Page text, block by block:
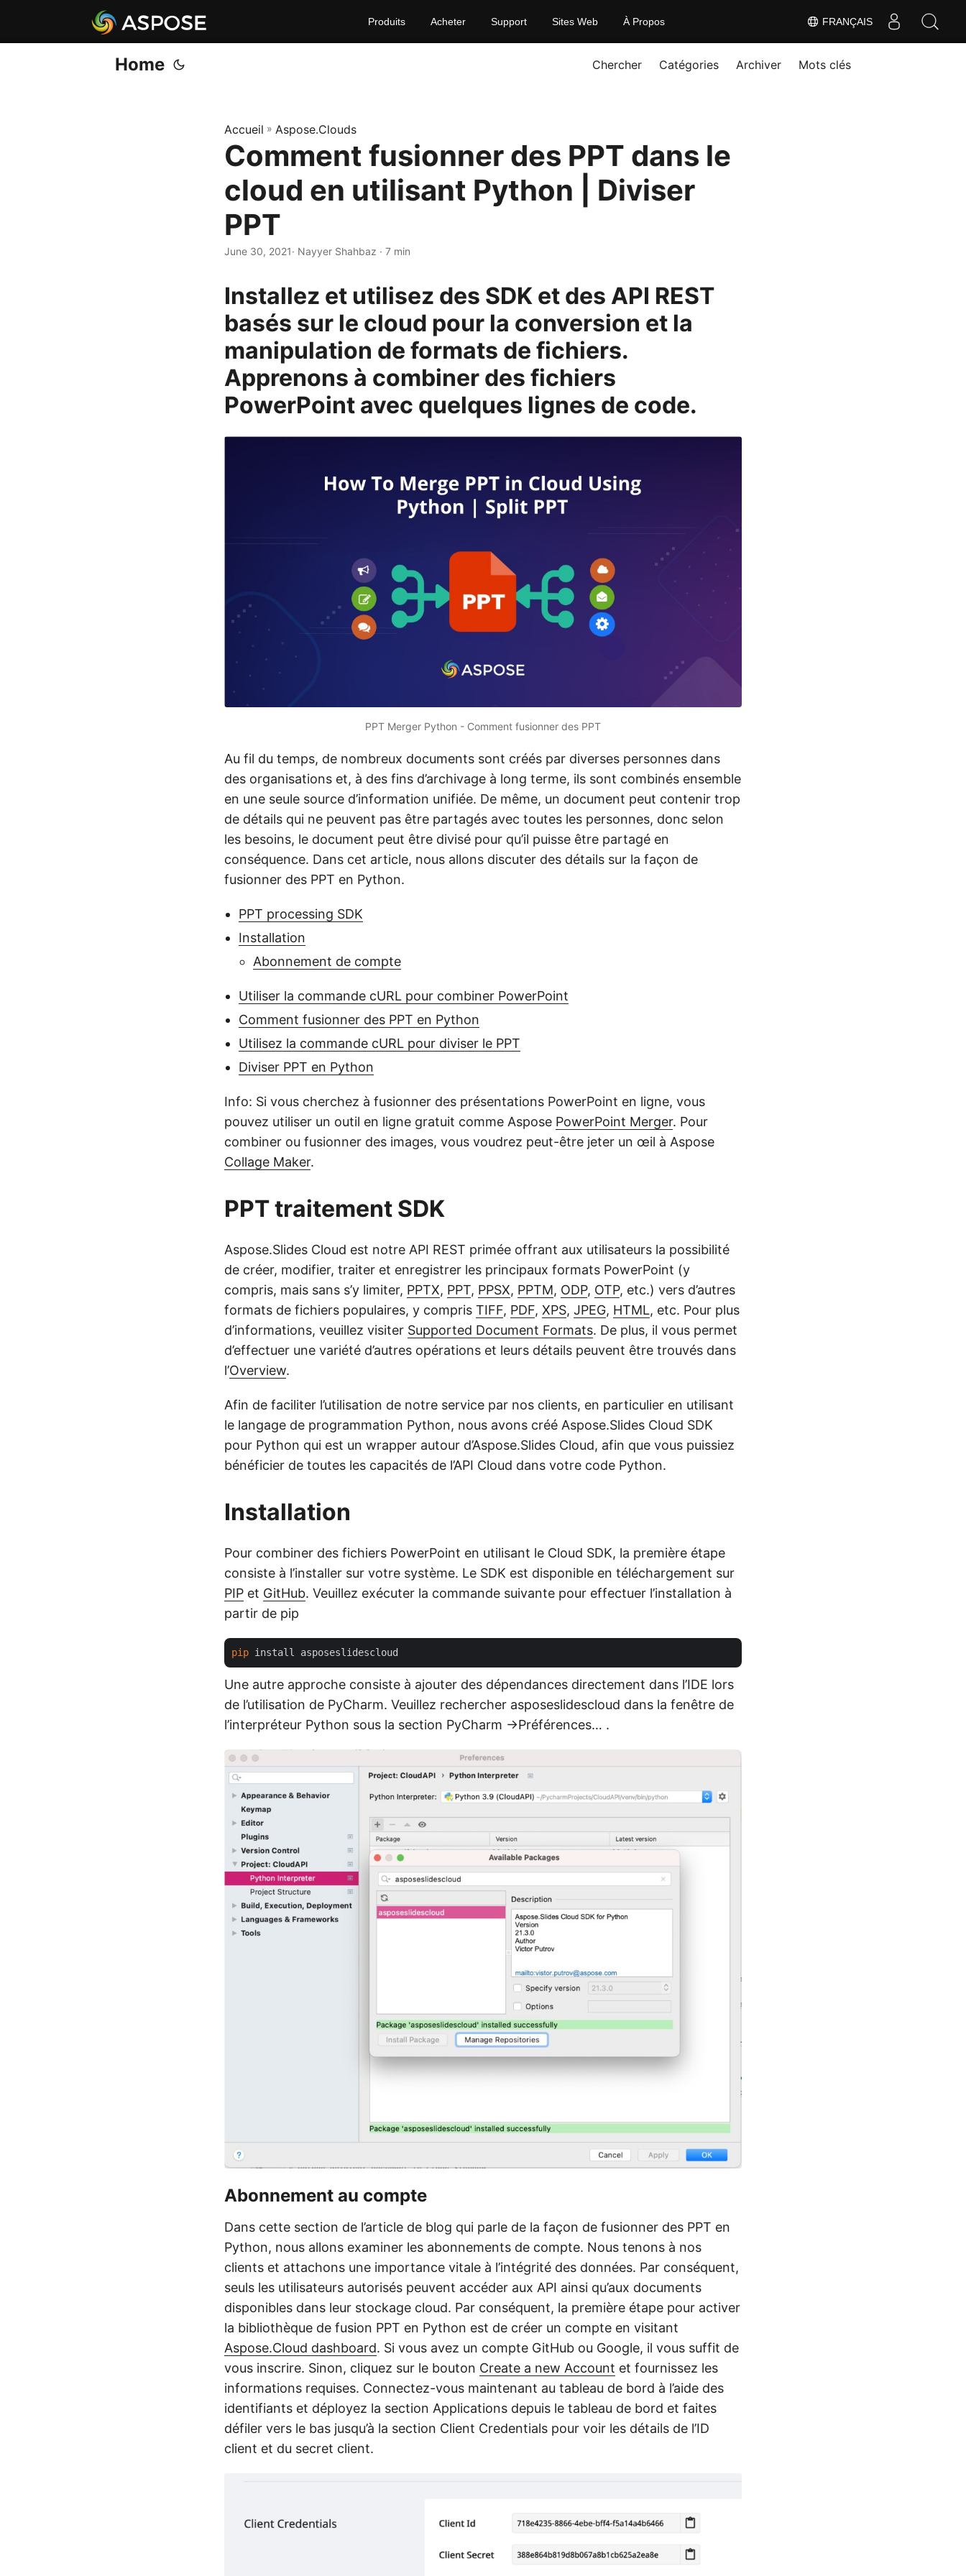
FRANÇAIS
Produits Acheter Support Sites Web À Propos
Home Chercher Catégories Archiver Mots clés
Accueil » Aspose.Clouds
Comment fusionner des PPT dans le
cloud en utilisant Python | Diviser
PPT
June 30, 2021· Nayyer Shahbaz · 7 min
Installez et utilisez des SDK et des API REST
basés sur le cloud pour la conversion et la
manipulation de formats de fichiers.
Apprenons à combiner des fichiers
PowerPoint avec quelques lignes de code.
PPT Merger Python - Comment fusionner des PPT
Au fil du temps, de nombreux documents sont créés par diverses personnes dans
des organisations et, à des fins d’archivage à long terme, ils sont combinés ensemble
en une seule source d’information unifiée. De même, un document peut contenir trop
de détails qui ne peuvent pas être partagés avec toutes les personnes, donc selon
les besoins, le document peut être divisé pour qu’il puisse être partagé en
conséquence. Dans cet article, nous allons discuter des détails sur la façon de
fusionner des PPT en Python.
PPT processing SDK
Installation
Abonnement de compte
Utiliser la commande cURL pour combiner PowerPoint
Comment fusionner des PPT en Python
Utilisez la commande cURL pour diviser le PPT
Diviser PPT en Python
Info: Si vous cherchez à fusionner des présentations PowerPoint en ligne, vous
pouvez utiliser un outil en ligne gratuit comme Aspose PowerPoint Merger. Pour
combiner ou fusionner des images, vous voudrez peut-être jeter un œil à Aspose
Collage Maker.
PPT traitement SDK
Aspose.Slides Cloud est notre API REST primée offrant aux utilisateurs la possibilité
de créer, modifier, traiter et enregistrer les principaux formats PowerPoint (y
compris, mais sans s’y limiter, PPTX, PPT, PPSX, PPTM, ODP, OTP, etc.) vers d’autres
formats de fichiers populaires, y compris TIFF, PDF, XPS, JPEG, HTML, etc. Pour plus
d’informations, veuillez visiter Supported Document Formats. De plus, il vous permet
d’effectuer une variété d’autres opérations et leurs détails peuvent être trouvés dans
l’Overview.
Afin de faciliter l’utilisation de notre service par nos clients, en particulier en utilisant
le langage de programmation Python, nous avons créé Aspose.Slides Cloud SDK
pour Python qui est un wrapper autour d’Aspose.Slides Cloud, afin que vous puissiez
bénéficier de toutes les capacités de l’API Cloud dans votre code Python.
Installation
Pour combiner des fichiers PowerPoint en utilisant le Cloud SDK, la première étape
consiste à l’installer sur votre système. Le SDK est disponible en téléchargement sur
PIP et GitHub. Veuillez exécuter la commande suivante pour effectuer l’installation à
partir de pip
pip
Une autre approche consiste à ajouter des dépendances directement dans l’IDE lors
de l’utilisation de PyCharm. Veuillez rechercher asposeslidescloud dans la fenêtre de
l’interpréteur Python sous la section PyCharm ->Préférences… .
Abonnement au compte
Dans cette section de l’article de blog qui parle de la façon de fusionner des PPT en
Python, nous allons examiner les abonnements de compte. Nous tenons à nos
clients et attachons une importance vitale à l’intégrité des données. Par conséquent,
seuls les utilisateurs autorisés peuvent accéder aux API ainsi qu’aux documents
disponibles dans leur stockage cloud. Par conséquent, la première étape pour activer
la bibliothèque de fusion PPT en Python est de créer un compte en visitant
Aspose.Cloud dashboard. Si vous avez un compte GitHub ou Google, il vous suffit de
vous inscrire. Sinon, cliquez sur le bouton Create a new Account et fournissez les
informations requises. Connectez-vous maintenant au tableau de bord à l’aide des
identifiants et déployez la section Applications depuis le tableau de bord et faites
défiler vers le bas jusqu’à la section Client Credentials pour voir les détails de l’ID
client et du secret client.